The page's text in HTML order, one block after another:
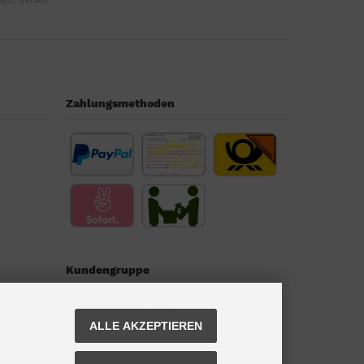
Zahlungsmethoden
Kundengruppe
Kundengruppe:Gast
ALLE AKZEPTIEREN